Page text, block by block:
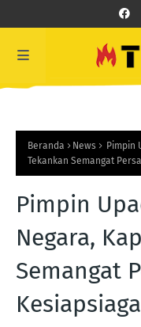
Beranda News
Pimpin
Tekankan Semangat
Pimpin
Negara,
Semangat